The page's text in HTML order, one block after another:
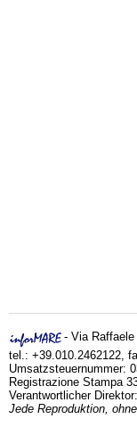
- Via
tel.: +39.010.2462122,
Umsatzsteuernummer:
Registrazione Stampa
Verantwortlicher
Jede Reproduktion,